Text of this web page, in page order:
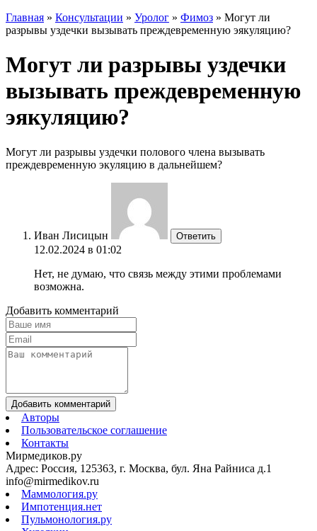
Главная » Консультации » Уролог » Фимоз » Могут ли
разрывы уздечки вызывать преждевременную эякуляцию?
Могут ли разрывы уздечки
вызывать преждевременную
эякуляцию?
Могут ли разрывы уздечки полового члена вызывать
преждевременную экуляцию в дальнейшем?
Иван Лисицын Ответить
12.02.2024 в 01:02
Нет, не думаю, что связь между этими проблемами
возможна.
Добавить комментарий
Добавить комментарий
Авторы
Пользовательское соглашение
Контакты
Мирмедиков.ру
Адрес: Россия, 125363, г. Москва, бул. Яна Райниса д.1
info@mirmedikov.ru
Маммология.ру
Импотенция.нет
Пульмонология.ру